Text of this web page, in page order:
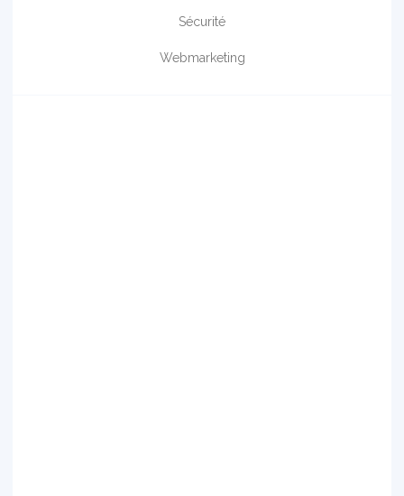
Sécurité
Webmarketing